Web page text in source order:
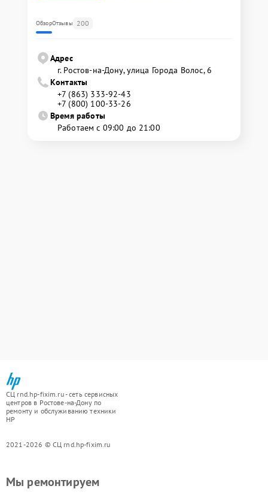
ОбзорОтзывы 200
Адрес
г. Ростов-на-Дону, улица Города Волос, 6
Контакты
+7 (863) 333-92-43
+7 (800) 100-33-26
Время работы
Работаем с 09:00 до 21:00
СЦ rnd.hp-fixim.ru - сеть сервисных
центров в Ростове-на-Дону по
ремонту и обслуживанию техники
HP
2021-2026 © СЦ rnd.hp-fixim.ru
Мы ремонтируем